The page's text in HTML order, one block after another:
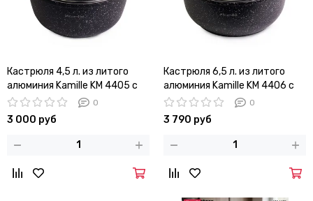
Кастрюля 4,5 л. из литого
алюминия Kamille KM 4405 с
мраморным покрытием
0
3 000 руб
Кастрюля 6,5 л. из литого
алюминия Kamille KM 4406 с
мраморным покрытием
0
3 790 руб